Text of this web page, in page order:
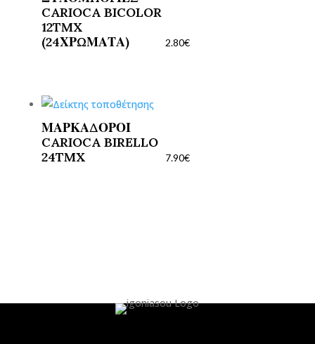
CARIOCA BICOLOR
12TMX
(24ΧΡΩΜΑΤΑ)
2.80€
ΜΑΡΚΑΔΟΡΟΙ
CARIOCA BIRELLO
24TMX
7.90€